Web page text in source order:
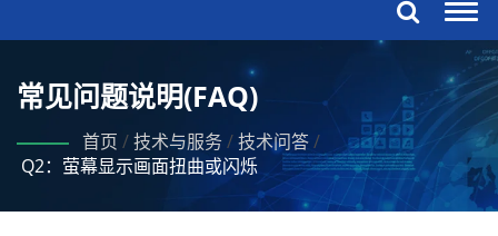
常见问题说明(FAQ)
首页 /技术与服务 /技术问答/
Q2：萤幕显示画面扭曲或闪烁